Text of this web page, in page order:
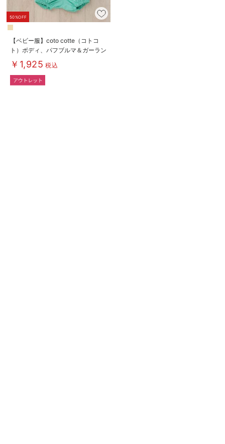
50%OFF
【ベビー服】coto cotte（コトコ
ト）ボディ、パフブルマ＆ガーラン
ド3点セット
￥1,925 税込